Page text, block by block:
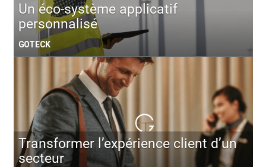
Un éco-système applicatif
personnalisé
GOTECK
Transformer l’expérience client d’un
secteur